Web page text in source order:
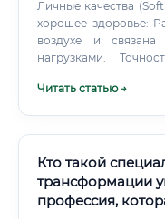
Личные качества (Soft Skills): Физическая
хорошее здоровье:
воздухе и связана
нагрузками.
несколько
Читать статью →
Кто такой
трансформации
профессия,